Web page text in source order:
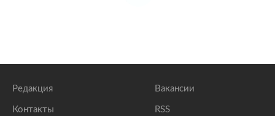
Редакция
Контакты
Вакансии
RSS